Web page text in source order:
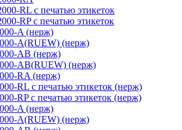
RL с печатью этикеток
RP с печатью этикеток
A (нерж)
A(RUEW) (нерж)
AB (нерж)
AB(RUEW) (нерж)
RA (нерж)
RL с печатью этикеток (нерж)
RP с печатью этикеток (нерж)
A (нерж)
A(RUEW) (нерж)